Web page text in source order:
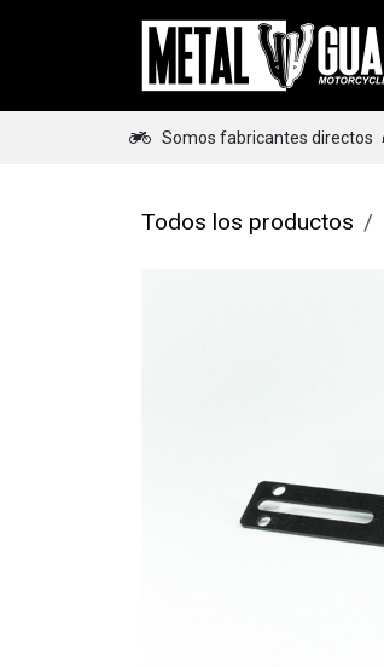
Ir al contenido
Somos fabricantes directos
Todos los productos